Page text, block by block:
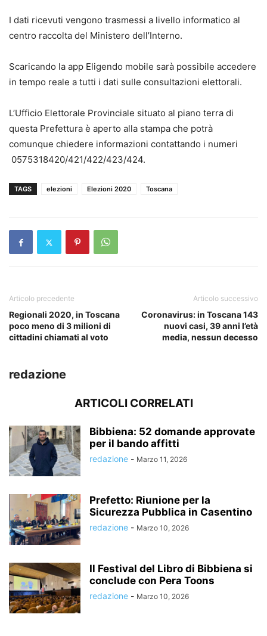
I dati ricevuti vengono trasmessi a livello informatico al
centro raccolta del Ministero dell’Interno.
Scaricando la app Eligendo mobile sarà possibile accedere
in tempo reale a tutti i dati sulle consultazioni elettorali.
L’Ufficio Elettorale Provinciale situato al piano terra di
questa Prefettura è aperto alla stampa che potrà
comunque chiedere informazioni contattando i numeri
0575318420/421/422/423/424.
TAGS elezioni Elezioni 2020 Toscana
Articolo precedente
Regionali 2020, in Toscana
poco meno di 3 milioni di
cittadini chiamati al voto
Articolo successivo
Coronavirus: in Toscana 143
nuovi casi, 39 anni l’età
media, nessun decesso
redazione
ARTICOLI CORRELATI
Bibbiena: 52 domande approvate
per il bando affitti
redazione - Marzo 11, 2026
Prefetto: Riunione per la
Sicurezza Pubblica in Casentino
redazione - Marzo 10, 2026
Il Festival del Libro di Bibbiena si
conclude con Pera Toons
redazione - Marzo 10, 2026